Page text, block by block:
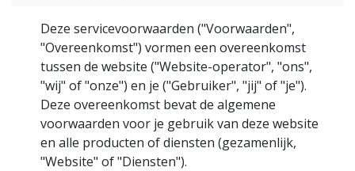
Deze servicevoorwaarden ("Voorwaarden",
"Overeenkomst") vormen een overeenkomst
tussen de website ("Website-operator", "ons",
"wij" of "onze") en je ("Gebruiker", "jij" of "je").
Deze overeenkomst bevat de algemene
voorwaarden voor je gebruik van deze website
en alle producten of diensten (gezamenlijk,
"Website" of "Diensten").